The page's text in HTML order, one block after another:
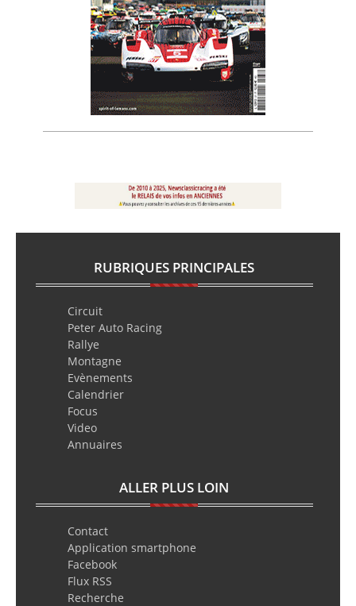
RUBRIQUES PRINCIPALES
Circuit
Peter Auto Racing
Rallye
Montagne
Evènements
Calendrier
Focus
Video
Annuaires
ALLER PLUS LOIN
Contact
Application smartphone
Facebook
Flux RSS
Recherche